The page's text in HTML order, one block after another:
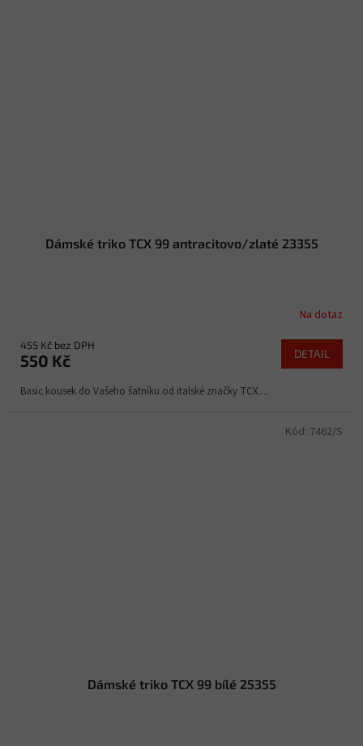
Dámské triko TCX 99 antracitovo/zlaté 23355
Na dotaz
455 Kč bez DPH
550 Kč DETAIL
Basic kousek do Vašeho šatníku od italské značky TCX....
Dámské triko TCX 99 bílé 25355
Kód: 7462/S